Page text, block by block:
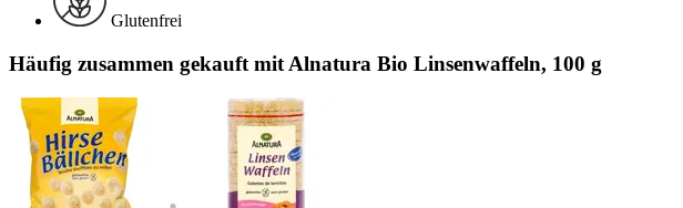
Glutenfrei
Häufig zusammen gekauft mit Alnatura Bio Linsenwaffeln, 100 g